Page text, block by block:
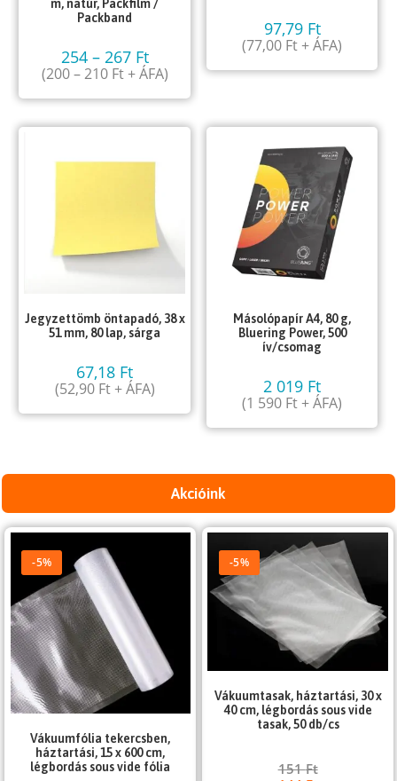
m, natúr, Packfilm /
Packband
254 – 267 Ft
(200–210 Ft+ ÁFA)
97,79 Ft
(77,00 Ft+ ÁFA)
Jegyzettömb öntapadó, 38 x
51 mm, 80 lap, sárga
67,18 Ft
(52,90 Ft+ ÁFA)
Másolópapír A4, 80 g,
Bluering Power, 500
ív/csomag
2 019 Ft
(1 590 Ft+ ÁFA)
Akcióink
-5%
Vákuumfólia tekercsben,
háztartási, 15 x 600 cm,
légbordás sous vide fólia
-5%
Vákuumtasak, háztartási, 30 x
40 cm, légbordás sous vide
tasak, 50 db/cs
151Ft